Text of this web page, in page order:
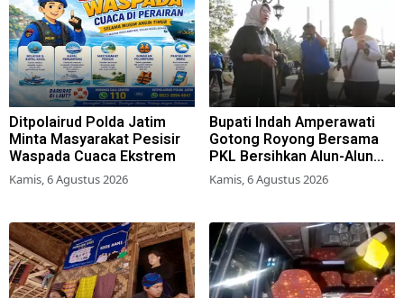
Ditpolairud Polda Jatim
Minta Masyarakat Pesisir
Waspada Cuaca Ekstrem
Kamis, 6 Agustus 2026
Bupati Indah Amperawati
Gotong Royong Bersama
PKL Bersihkan Alun-Alun
Lumajang
Kamis, 6 Agustus 2026